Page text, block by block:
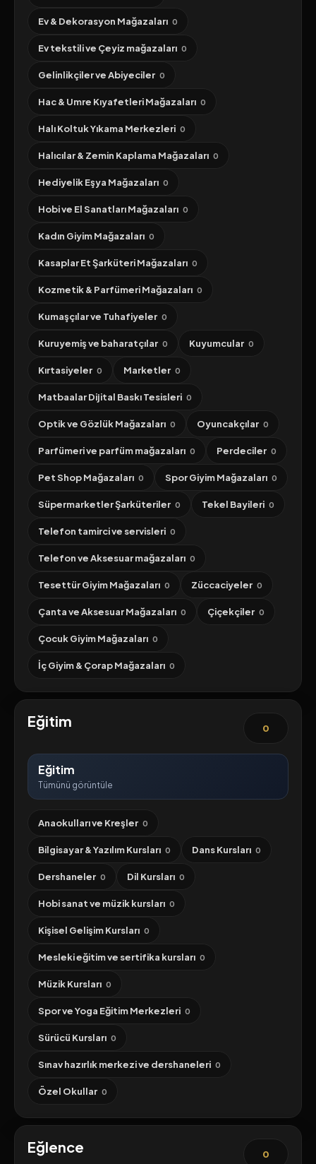
Ev & Dekorasyon Mağazaları 0
Ev tekstili ve Çeyiz mağazaları 0
Gelinlikçiler ve Abiyeciler 0
Hac & Umre Kıyafetleri Mağazaları 0
Halı Koltuk Yıkama Merkezleri 0
Halıcılar & Zemin Kaplama Mağazaları 0
Hediyelik Eşya Mağazaları 0
Hobi ve El Sanatları Mağazaları 0
Kadın Giyim Mağazaları 0
Kasaplar Et Şarküteri Mağazaları 0
Kozmetik & Parfümeri Mağazaları 0
Kumaşçılar ve Tuhafiyeler 0
Kuruyemiş ve baharatçılar 0 Kuyumcular 0
Kırtasiyeler 0 Marketler 0
Matbaalar Dijital Baskı Tesisleri 0
Optik ve Gözlük Mağazaları 0 Oyuncakçılar 0
Parfümeri ve parfüm mağazaları 0 Perdeciler 0
Pet Shop Mağazaları 0 Spor Giyim Mağazaları 0
Süpermarketler Şarküteriler 0 Tekel Bayileri 0
Telefon tamirci ve servisleri 0
Telefon ve Aksesuar mağazaları 0
Tesettür Giyim Mağazaları 0 Züccaciyeler 0
Çanta ve Aksesuar Mağazaları 0 Çiçekçiler 0
Çocuk Giyim Mağazaları 0
İç Giyim & Çorap Mağazaları 0
Eğitim 0
Eğitim
Tümünü görüntüle
Anaokulları ve Kreşler 0
Bilgisayar & Yazılım Kursları 0 Dans Kursları 0
Dershaneler 0 Dil Kursları 0
Hobi sanat ve müzik kursları 0
Kişisel Gelişim Kursları 0
Mesleki eğitim ve sertifika kursları 0
Müzik Kursları 0
Spor ve Yoga Eğitim Merkezleri 0
Sürücü Kursları 0
Sınav hazırlık merkezi ve dershaneleri 0
Özel Okullar 0
Eğlence 0